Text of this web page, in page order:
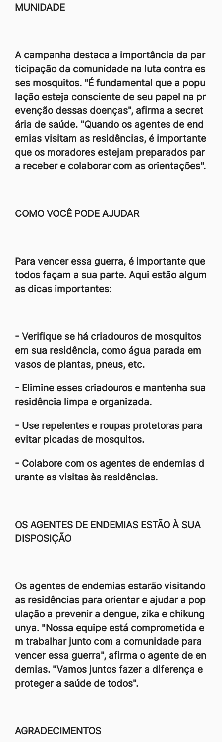
MUNIDADE
A campanha destaca a importância da par
ticipação da comunidade na luta contra es
ses mosquitos. "É fundamental que a popu
lação esteja consciente de seu papel na pr
evenção dessas doenças", afirma a secret
ária de saúde. "Quando os agentes de end
emias visitam as residências, é importante
que os moradores estejam preparados par
a receber e colaborar com as orientações".
COMO VOCÊ PODE AJUDAR
Para vencer essa guerra, é importante que
todos façam a sua parte. Aqui estão algum
as dicas importantes:
- Verifique se há criadouros de mosquitos
em sua residência, como água parada em
vasos de plantas, pneus, etc.
- Elimine esses criadouros e mantenha sua
residência limpa e organizada.
- Use repelentes e roupas protetoras para
evitar picadas de mosquitos.
- Colabore com os agentes de endemias d
urante as visitas às residências.
OS AGENTES DE ENDEMIAS ESTÃO À SUA
DISPOSIÇÃO
Os agentes de endemias estarão visitando
as residências para orientar e ajudar a pop
ulação a prevenir a dengue, zika e chikung
unya. "Nossa equipe está comprometida e
m trabalhar junto com a comunidade para
vencer essa guerra", afirma o agente de en
demias. "Vamos juntos fazer a diferença e
proteger a saúde de todos".
AGRADECIMENTOS